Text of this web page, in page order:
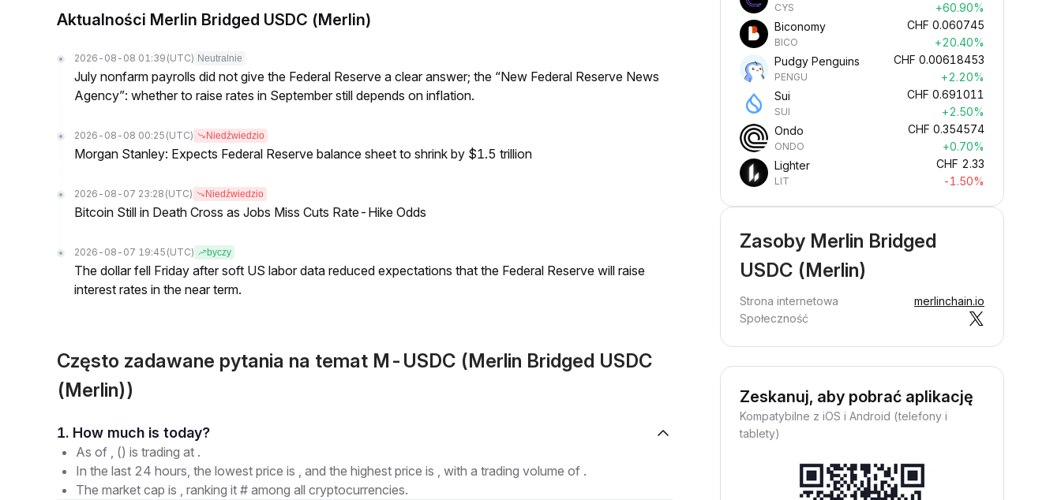
Aktualności Merlin Bridged USDC (Merlin)
2026-08-08 01:39 (UTC) Neutralnie
July nonfarm payrolls did not give the Federal Reserve a clear answer; the “New Federal Reserve News
Agency”: whether to raise rates in September still depends on inflation.
2026-08-08 00:25 (UTC) Niedźwiedzio
Morgan Stanley: Expects Federal Reserve balance sheet to shrink by $1.5 trillion
2026-08-07 23:28 (UTC) Niedźwiedzio
Bitcoin Still in Death Cross as Jobs Miss Cuts Rate-Hike Odds
2026-08-07 19:45 (UTC) byczy
The dollar fell Friday after soft US labor data reduced expectations that the Federal Reserve will raise
interest rates in the near term.
Często zadawane pytania na temat M-USDC (Merlin Bridged USDC
(Merlin))
1. How much is today?
As of , () is trading at .
In the last 24 hours, the lowest price is , and the highest price is , with a trading volume of .
The market cap is , ranking it # among all cryptocurrencies.
CYS
+60.90%
Biconomy
BICO
CHF 0.060745
+20.40%
Pudgy Penguins
PENGU
CHF 0.00618453
+2.20%
Sui
SUI
CHF 0.691011
+2.50%
Ondo
ONDO
CHF 0.354574
+0.70%
Lighter
LIT
CHF 2.33
-1.50%
Zasoby Merlin Bridged
USDC (Merlin)
Strona internetowa
merlinchain.io
Społeczność
Zeskanuj, aby pobrać aplikację
Kompatybilne z iOS i Android (telefony i
tablety)